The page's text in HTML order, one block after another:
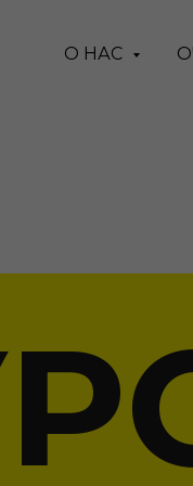
О НАС